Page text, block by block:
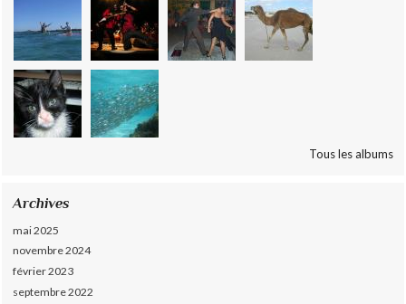
Tous les albums
Archives
mai 2025
novembre 2024
février 2023
septembre 2022